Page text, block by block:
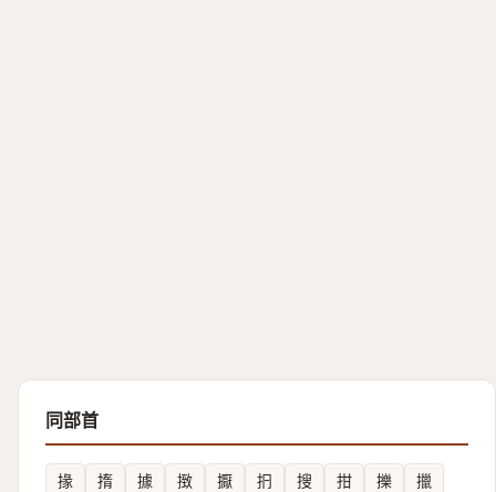
同部首
掾 㨊 據 㨖 擫 㧇 搜 拑 擽
擸